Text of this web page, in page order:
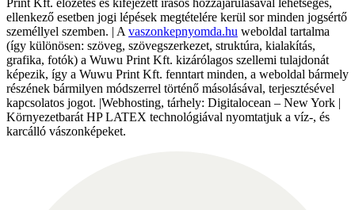
Print Kft. előzetes és kifejezett írásos hozzájárulásával lehetséges,
ellenkező esetben jogi lépések megtételére kerül sor minden jogsértő
személlyel szemben. | A vaszonkepnyomda.hu weboldal tartalma
(így különösen: szöveg, szövegszerkezet, struktúra, kialakítás,
grafika, fotók) a Wuwu Print Kft. kizárólagos szellemi tulajdonát
képezik, így a Wuwu Print Kft. fenntart minden, a weboldal bármely
részének bármilyen módszerrel történő másolásával, terjesztésével
kapcsolatos jogot. |Webhosting, tárhely: Digitalocean – New York |
Környezetbarát HP LATEX technológiával nyomtatjuk a víz-, és
karcálló vászonképeket.